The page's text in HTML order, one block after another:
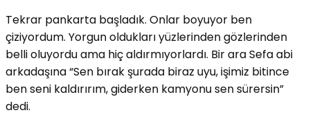
Tekrar pankarta başladık. Onlar boyuyor ben
çiziyordum. Yorgun oldukları yüzlerinden gözlerinden
belli oluyordu ama hiç aldırmıyorlardı. Bir ara Sefa abi
arkadaşına “Sen bırak şurada biraz uyu, işimiz bitince
ben seni kaldırırım, giderken kamyonu sen sürersin”
dedi.